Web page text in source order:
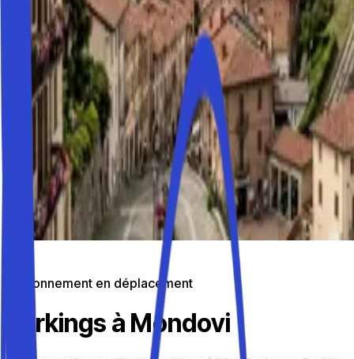
Stationnement en déplacement
Parkings à Mondovi